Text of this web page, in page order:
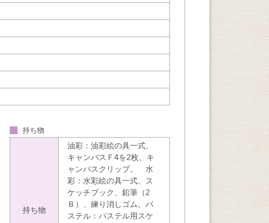
持ち物
持ち物
油彩：油彩絵の具一式、
キャンバスＦ4を2枚、キ
ャンパスクリップ。 水
彩：水彩絵の具一式、ス
ケッチブック、鉛筆（2
Ｂ）、練り消しゴム。パ
ステル：パステル用スケ